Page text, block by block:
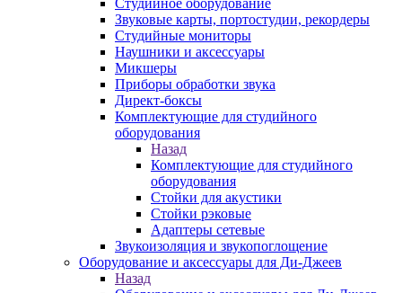
Студийное оборудование
Звуковые карты, портостудии, рекордеры
Студийные мониторы
Наушники и аксессуары
Микшеры
Приборы обработки звука
Директ-боксы
Комплектующие для студийного
оборудования
Назад
Комплектующие для студийного
оборудования
Стойки для акустики
Стойки рэковые
Адаптеры сетевые
Звукоизоляция и звукопоглощение
Оборудование и аксессуары для Ди-Джеев
Назад